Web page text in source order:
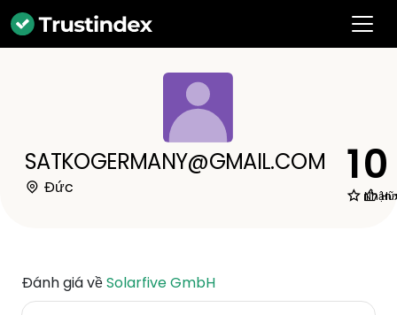
SATKOGERMANY@GMAIL.COM
Đức 1
Nhận
0
Đánh giá vềSolarfive GmbH